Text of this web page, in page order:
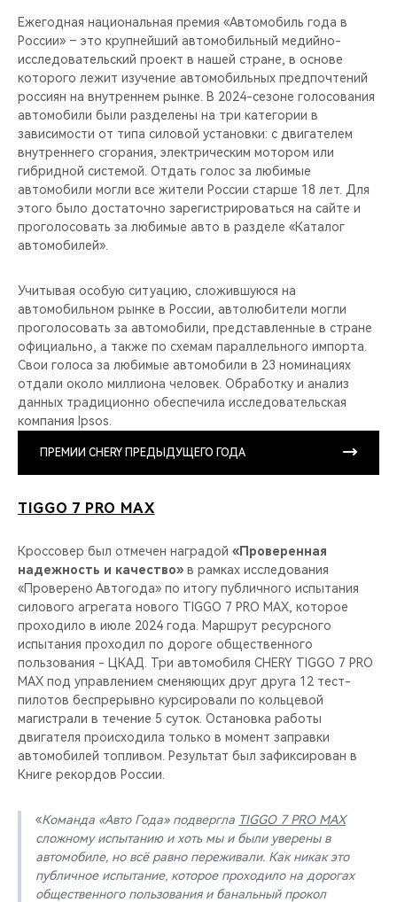
Ежегодная национальная премия «Автомобиль года в
России» – это крупнейший автомобильный медийно-
исследовательский проект в нашей стране, в основе
которого лежит изучение автомобильных предпочтений
россиян на внутреннем рынке. В 2024-сезоне голосования
автомобили были разделены на три категории в
зависимости от типа силовой установки: с двигателем
внутреннего сгорания, электрическим мотором или
гибридной системой. Отдать голос за любимые
автомобили могли все жители России старше 18 лет. Для
этого было достаточно зарегистрироваться на сайте и
проголосовать за любимые авто в разделе «Каталог
автомобилей».
Учитывая особую ситуацию, сложившуюся на
автомобильном рынке в России, автолюбители могли
проголосовать за автомобили, представленные в стране
официально, а также по схемам параллельного импорта.
Свои голоса за любимые автомобили в 23 номинациях
отдали около миллиона человек. Обработку и анализ
данных традиционно обеспечила исследовательская
компания Ipsos.
ПРЕМИИ CHERY ПРЕДЫДУЩЕГО ГОДА
TIGGO 7 PRO MAX
Кроссовер был отмечен наградой «Проверенная
надежность и качество» в рамках исследования
«Проверено Автогода» по итогу публичного испытания
силового агрегата нового TIGGO 7 PRO MAX, которое
проходило в июле 2024 года. Маршрут ресурсного
испытания проходил по дороге общественного
пользования - ЦКАД. Три автомобиля CHERY TIGGO 7 PRO
MAX под управлением сменяющих друг друга 12 тест-
пилотов беспрерывно курсировали по кольцевой
магистрали в течение 5 суток. Остановка работы
двигателя происходила только в момент заправки
автомобилей топливом. Результат был зафиксирован в
Книге рекордов России.
«Команда «Авто Года» подвергла TIGGO 7 PRO MAX
сложному испытанию и хоть мы и были уверены в
автомобиле, но всё равно переживали. Как никак это
публичное испытание, которое проходило на дорогах
общественного пользования и банальный прокол